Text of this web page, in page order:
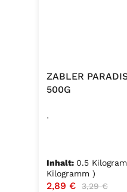
ZABLER
500G
.
Inhalt: 0.5
Kilogramm )
Verkaufspreis:
2,89 € Regulärer
3,29 €